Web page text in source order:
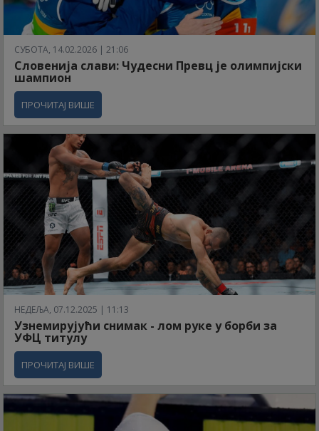
СУБОТА, 14.02.2026 | 21:06
Словенија слави: Чудесни Превц је олимпијски
шампион
ПРОЧИТАЈ ВИШЕ
НЕДЕЉА, 07.12.2025 | 11:13
Узнемирујући снимак - лом руке у борби за
УФЦ титулу
ПРОЧИТАЈ ВИШЕ